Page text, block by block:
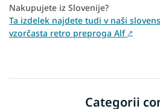
Nakupujete iz Slovenije?
Ta izdelek najdete tudi v naši
vzorčasta retro preproga Alf ↗
Categorii